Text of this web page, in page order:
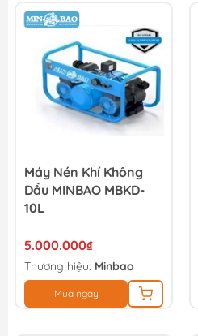
Máy Nén Khí Không
Dầu MINBAO MBKD-
10L
5.000.000₫
Thương hiệu: Minbao
Mua ngay